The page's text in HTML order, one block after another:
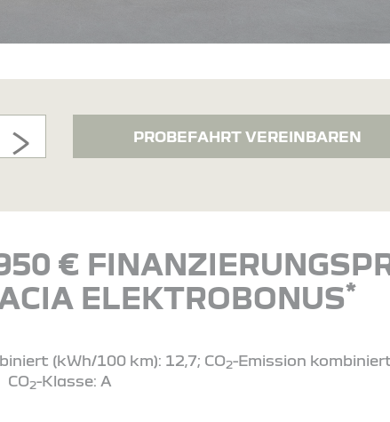
PROBEFAHRT VEREINBAREN
€
ELEKTROBONUS*
(kWh/100 km): 12,7; CO2-Emission
CO2-Klasse: A